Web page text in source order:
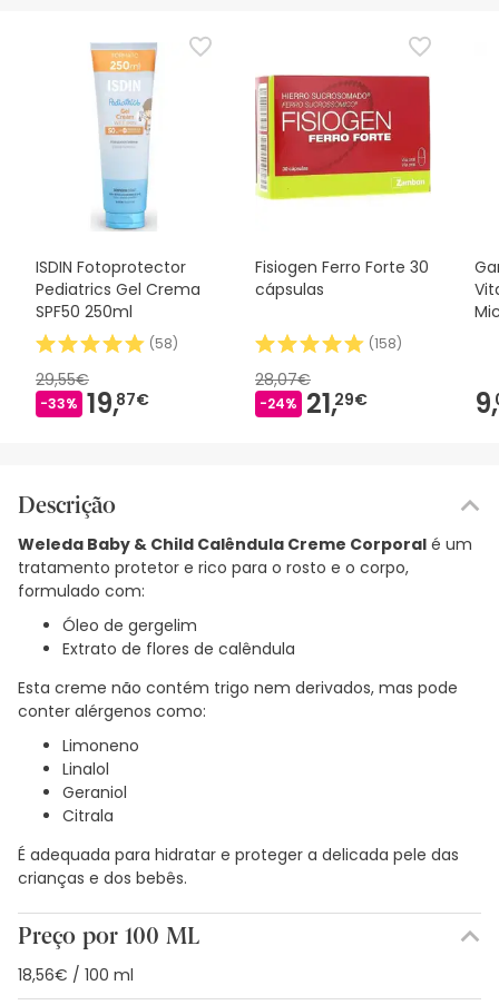
ISDIN Fotoprotector
Pediatrics Gel Crema
SPF50 250ml
(58)
29,55€
-33% 19,87€
Fisiogen Ferro Forte 30
cápsulas
(158)
28,07€
-24% 21,29€ 9,
Descrição
Weleda Baby & Child Calêndula Creme Corporal é um
tratamento protetor e rico para o rosto e o corpo,
formulado com:
Óleo de gergelim
Extrato de flores de calêndula
Esta creme não contém trigo nem derivados, mas pode
conter alérgenos como:
Limoneno
Linalol
Geraniol
Citrala
É adequada para hidratar e proteger a delicada pele das
crianças e dos bebês.
Preço por 100 ML
18,56€ / 100 ml